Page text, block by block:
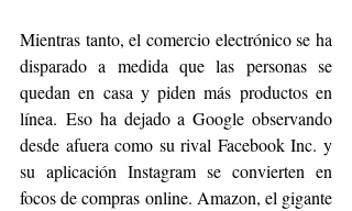
Mientras tanto, el comercio electrónico se ha
disparado a medida que las personas se
quedan en casa y piden más productos en
línea. Eso ha dejado a Google observando
desde afuera como su rival Facebook Inc. y
su aplicación Instagram se convierten en
focos de compras online. Amazon, el gigante